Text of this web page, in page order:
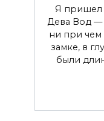
Я пришел
Дева Вод —
ни при
замке, в
были